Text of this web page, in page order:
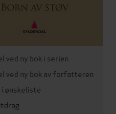
ved ny bok i serien
ved ny bok av forfatteren
ønskeliste